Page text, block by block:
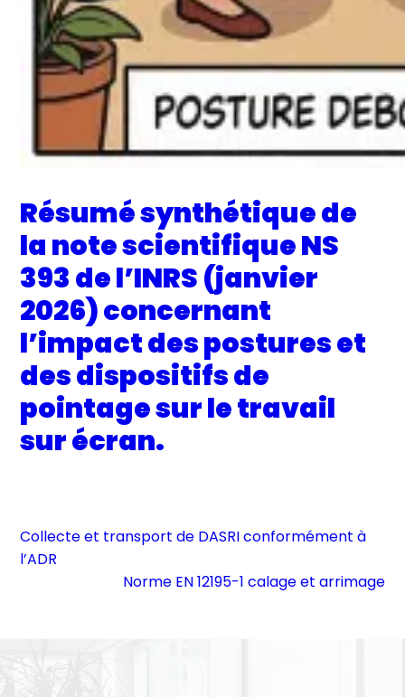
Résumé synthétique de
la note scientifique NS
393 de l’INRS (janvier
2026) concernant
l’impact des postures et
des dispositifs de
pointage sur le travail
sur écran.
Collecte et transport de DASRI conformément à
l’ADR
Norme EN 12195-1 calage et arrimage